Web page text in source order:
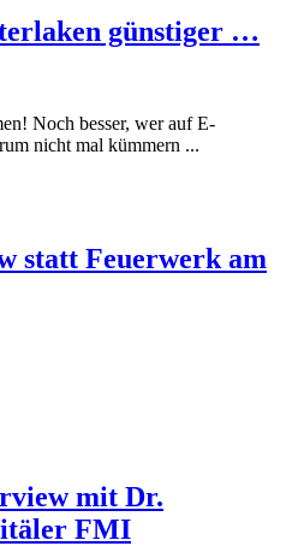
günstiger …
Noch besser, wer auf E-
nicht mal kümmern ...
statt Feuerwerk am
mit Dr.
FMI